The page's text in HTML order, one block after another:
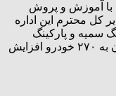
با آموزش و پروش
کل محترم این اداره
سمیه و پارکینگ
خیابان ۲۲ بهمن برداشته شود که ظرفیت آن به ۲۷٠ خودرو افزایش